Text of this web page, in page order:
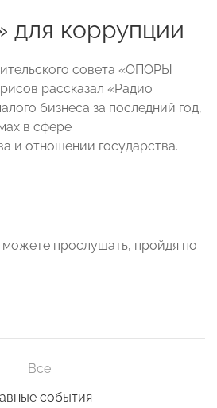
для коррупции
совета «ОПОРЫ
рассказал «Радио
бизнеса за последний год,
в сфере
и отношении государства.
прослушать, пройдя по
Все
события